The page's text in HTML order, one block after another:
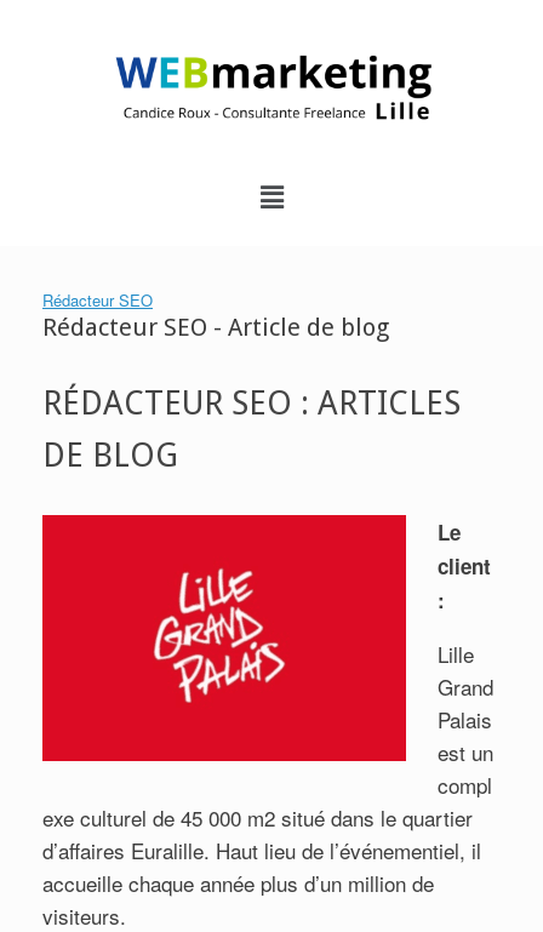
Rédacteur SEO
Rédacteur SEO - Article de blog
RÉDACTEUR SEO : ARTICLES
DE BLOG
Le
client
:
Lille
Grand
Palais
est un
compl
exe culturel de 45 000 m2 situé dans le quartier
d’affaires Euralille. Haut lieu de l’événementiel, il
accueille chaque année plus d’un million de
visiteurs.